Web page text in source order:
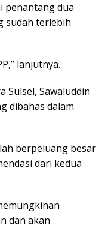
penantang dua
sudah terlebih
lanjutnya.
Sulsel, Sawaluddin
dibahas dalam
berpeluang besar
dari kedua
dan akan